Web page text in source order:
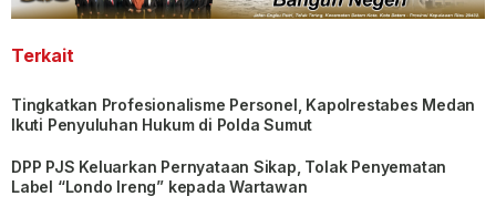
Terkait
Tingkatkan Profesionalisme Personel, Kapolrestabes Medan
Ikuti Penyuluhan Hukum di Polda Sumut
DPP PJS Keluarkan Pernyataan Sikap, Tolak Penyematan
Label “Londo Ireng” kepada Wartawan